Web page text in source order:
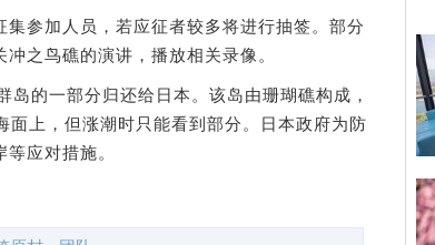
参加人员，若应征者较多将进行抽签。部分
之鸟礁的演讲，播放相关录像。
的一部分归还给日本。该岛由珊瑚礁构成，
面上，但涨潮时只能看到部分。日本政府为防
应对措施。